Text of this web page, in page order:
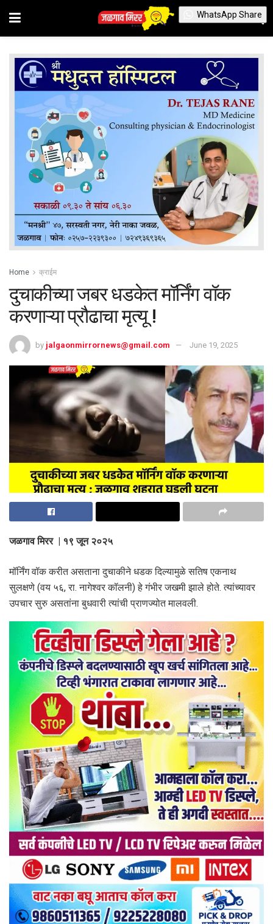
Home क्राईम
दुचाकीच्या जबर धडकेत मॉर्निंग वॉक
करणाऱ्या प्रौढाचा मृत्यू !
by jalgaonmirrornews@gmail.com June 19, 2025
जळगाव मिरर | १९ जून २०२५
मॉर्निंग वॉक करीत असताना दुचाकीने धडक दिल्यामुळे सतिष एकनाथ
सुलक्षणे (वय ५६, रा. नागेश्वर कॉलनी) हे गंभीर जखमी झाले होते. त्यांच्यावर
उपचार सुरु असतांना बुधवारी त्यांची प्राणज्योत मालवली.
WhatsApp Share